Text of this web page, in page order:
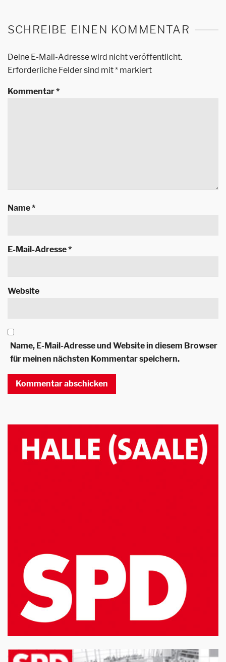
SCHREIBE EINEN KOMMENTAR
Deine E-Mail-Adresse wird nicht veröffentlicht.
Erforderliche Felder sind mit* markiert
Kommentar*
Name*
E-Mail-Adresse*
Website
Name, E-Mail-Adresse und Website in diesem Browser
für meinen nächsten Kommentar speichern.